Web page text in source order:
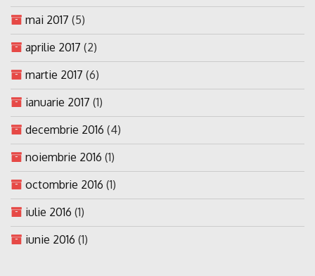
mai 2017 (5)
aprilie 2017 (2)
martie 2017 (6)
ianuarie 2017 (1)
decembrie 2016 (4)
noiembrie 2016 (1)
octombrie 2016 (1)
iulie 2016 (1)
iunie 2016 (1)